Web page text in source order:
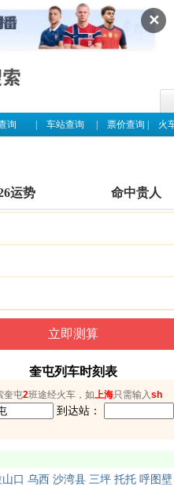
✕
询 | 车站查询 | 票价查询 |
火
运势 命中贵人
奎屯列车时刻表
奎屯2班途经火车，如 上海只需输入 sh
到达站：
口 乌西 沙湾县 三坪 托托 呼图壁